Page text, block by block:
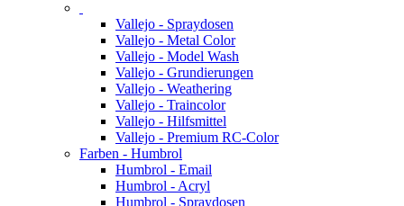
Vallejo - Spraydosen
Vallejo - Metal Color
Vallejo - Model Wash
Vallejo - Grundierungen
Vallejo - Weathering
Vallejo - Traincolor
Vallejo - Hilfsmittel
Vallejo - Premium RC-Color
Farben - Humbrol
Humbrol - Email
Humbrol - Acryl
Humbrol - Spraydosen